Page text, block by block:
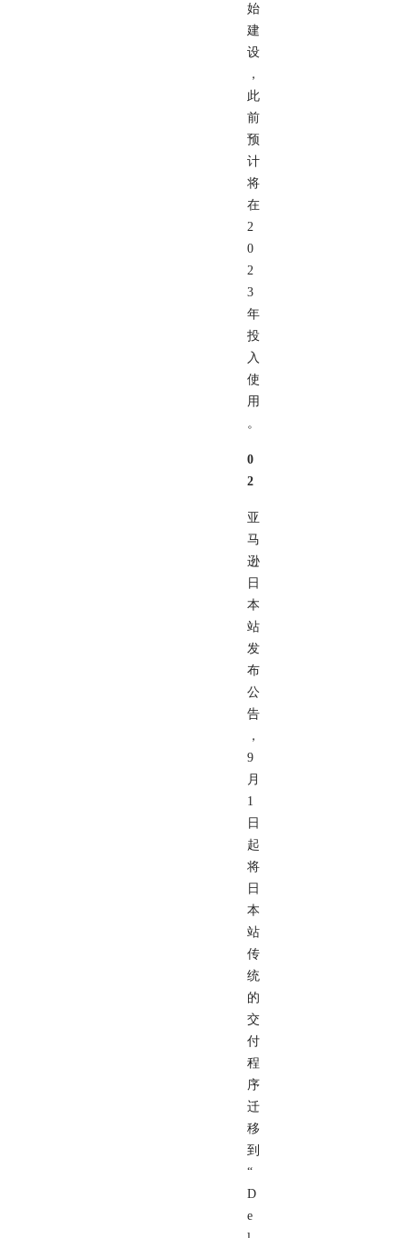
始
建
设
，
此
前
预
计
将
在
2
0
2
3
年
投
入
使
用
。
0
2
亚
马
逊
日
本
站
发
布
公
告
，
9
月
1
日
起
将
日
本
站
传
统
的
交
付
程
序
迁
移
到
“
D
e